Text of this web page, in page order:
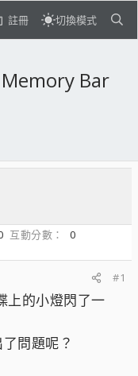
註冊 切換模式
Bar
互動分數
0
#1
上的小燈閃了一
問題呢？